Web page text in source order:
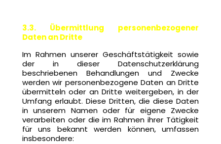
3.3. Übermittlung personenbezogener
Daten an Dritte
Im Rahmen unserer Geschäftstätigkeit sowie
der in dieser Datenschutzerklärung
beschriebenen Behandlungen und Zwecke
werden wir personenbezogene Daten an Dritte
übermitteln oder an Dritte weitergeben, in der
Umfang erlaubt. Diese Dritten, die diese Daten
in unserem Namen oder für eigene Zwecke
verarbeiten oder die im Rahmen ihrer Tätigkeit
für uns bekannt werden können, umfassen
insbesondere: